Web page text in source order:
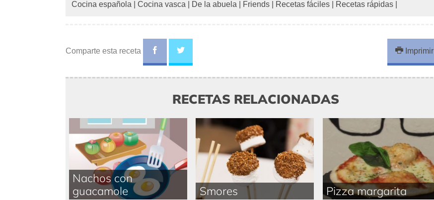
Cocina española
Cocina vasca De la abuela Friends Recetas fáciles Recetas rápidas
Comparte esta receta Imprimir
RECETAS RELACIONADAS
Nachos con
guacamole
Smores Pizza margarita